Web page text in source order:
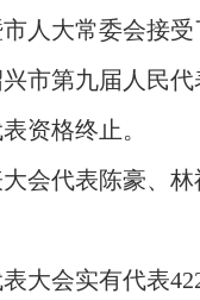
人大常委会接
市第九届人民
资格终止。
会代表陈豪、
大会实有代表